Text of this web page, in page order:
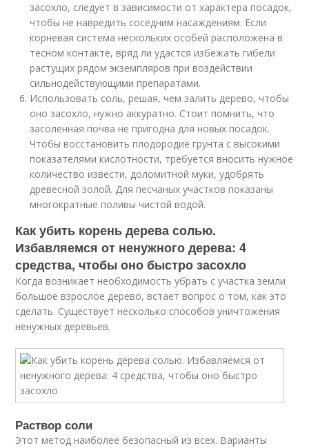
засохло, следует в зависимости от характера посадок,
чтобы не навредить соседним насаждениям. Если
корневая система нескольких особей расположена в
тесном контакте, вряд ли удастся избежать гибели
растущих рядом экземпляров при воздействии
сильнодействующими препаратами.
Использовать соль, решая, чем залить дерево, чтобы
оно засохло, нужно аккуратно. Стоит помнить, что
засоленная почва не пригодна для новых посадок.
Чтобы восстановить плодородие грунта с высокими
показателями кислотности, требуется вносить нужное
количество извести, доломитной муки, удобрять
древесной золой. Для песчаных участков показаны
многократные поливы чистой водой.
Как убить корень дерева солью.
Избавляемся от ненужного дерева: 4
средства, чтобы оно быстро засохло
Когда возникает необходимость убрать с участка земли
большое взрослое дерево, встает вопрос о том, как это
сделать. Существует несколько способов уничтожения
ненужных деревьев.
Раствор соли
Этот метод наиболее безопасный из всех. Варианты